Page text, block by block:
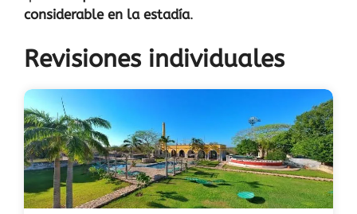
considerable en la estadía.
Revisiones individuales